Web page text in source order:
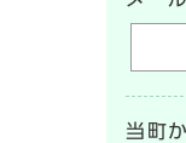
当町